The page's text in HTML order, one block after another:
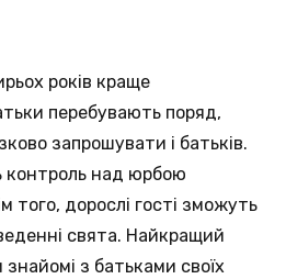
років краще
перебувають поряд,
запрошувати і батьків.
контроль над юрбою
того, дорослі гості зможуть
свята. Найкращий
з батьками своїх